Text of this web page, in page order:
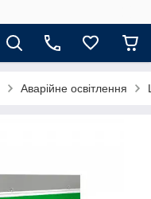
Аварійне освітлення